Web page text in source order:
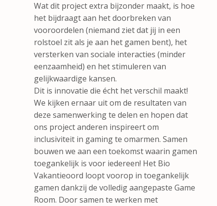
Wat dit project extra bijzonder maakt, is hoe
het bijdraagt aan het doorbreken van
vooroordelen (niemand ziet dat jij in een
rolstoel zit als je aan het gamen bent), het
versterken van sociale interacties (minder
eenzaamheid) en het stimuleren van
gelijkwaardige kansen.
Dit is innovatie die écht het verschil maakt!
We kijken ernaar uit om de resultaten van
deze samenwerking te delen en hopen dat
ons project anderen inspireert om
inclusiviteit in gaming te omarmen. Samen
bouwen we aan een toekomst waarin gamen
toegankelijk is voor iedereen! Het Bio
Vakantieoord loopt voorop in toegankelijk
gamen dankzij de volledig aangepaste Game
Room. Door samen te werken met